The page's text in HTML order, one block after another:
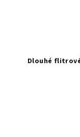
Dlouhé